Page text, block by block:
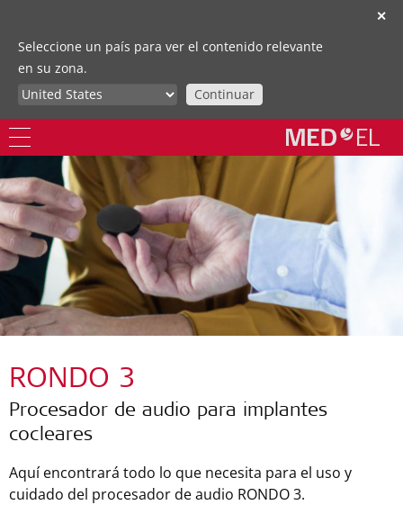
✕
Seleccione un país para ver el contenido relevante
en su zona.
Continuar
RONDO 3
Procesador de audio para implantes
cocleares
Aquí encontrará todo lo que necesita para el uso y
cuidado del procesador de audio RONDO 3.